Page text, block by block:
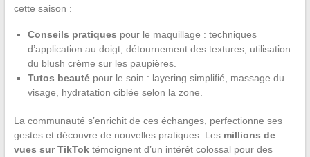
cette saison :
Conseils pratiques pour le maquillage : techniques
d’application au doigt, détournement des textures, utilisation
du blush crème sur les paupières.
Tutos beautépour le soin : layering simplifié, massage du
visage, hydratation ciblée selon la zone.
La communauté s’enrichit de ces échanges, perfectionne ses
gestes et découvre de nouvelles pratiques. Les millions de
vues sur TikToktémoignent d’un intérêt colossal pour des